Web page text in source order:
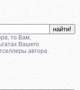
то Вам,
Вашего
автора